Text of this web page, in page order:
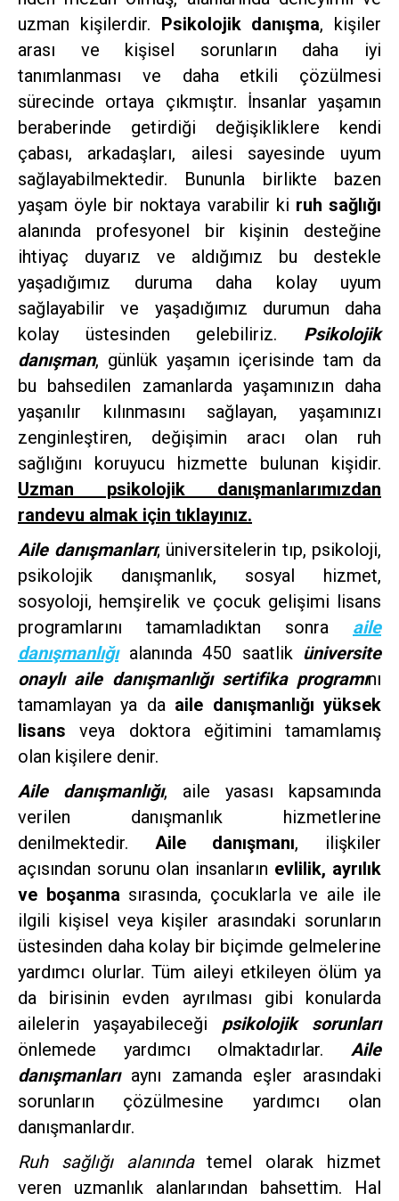
uzman kişilerdir. Psikolojik danışma, kişiler
arası ve kişisel sorunların daha iyi
tanımlanması ve daha etkili çözülmesi
sürecinde ortaya çıkmıştır. İnsanlar yaşamın
beraberinde getirdiği değişikliklere kendi
çabası, arkadaşları, ailesi sayesinde uyum
sağlayabilmektedir. Bununla birlikte bazen
yaşam öyle bir noktaya varabilir ki ruh sağlığı
alanında profesyonel bir kişinin desteğine
ihtiyaç duyarız ve aldığımız bu destekle
yaşadığımız duruma daha kolay uyum
sağlayabilir ve yaşadığımız durumun daha
kolay üstesinden gelebiliriz. Psikolojik
danışman, günlük yaşamın içerisinde tam da
bu bahsedilen zamanlarda yaşamınızın daha
yaşanılır kılınmasını sağlayan, yaşamınızı
zenginleştiren, değişimin aracı olan ruh
sağlığını koruyucu hizmette bulunan kişidir.
Uzman psikolojik danışmanlarımızdan
randevu almak için tıklayınız.
Aile danışmanları; üniversitelerin tıp, psikoloji,
psikolojik danışmanlık, sosyal hizmet,
sosyoloji, hemşirelik ve çocuk gelişimi lisans
programlarını tamamladıktan sonra aile
danışmanlığıalanında 450 saatlik üniversite
onaylı aile danışmanlığı sertifika programını
tamamlayan ya da aile danışmanlığı yüksek
lisans veya doktora eğitimini tamamlamış
olan kişilere denir.
Aile danışmanlığı, aile yasası kapsamında
verilen danışmanlık hizmetlerine
denilmektedir. Aile danışmanı, ilişkiler
açısından sorunu olan insanların evlilik, ayrılık
ve boşanma sırasında, çocuklarla ve aile ile
ilgili kişisel veya kişiler arasındaki sorunların
üstesinden daha kolay bir biçimde gelmelerine
yardımcı olurlar. Tüm aileyi etkileyen ölüm ya
da birisinin evden ayrılması gibi konularda
ailelerin yaşayabileceği psikolojik sorunları
önlemede yardımcı olmaktadırlar. Aile
danışmanlarıaynı zamanda eşler arasındaki
sorunların çözülmesine yardımcı olan
danışmanlardır.
Ruh sağlığı alanındatemel olarak hizmet
veren uzmanlık alanlarından bahsettim. Hal